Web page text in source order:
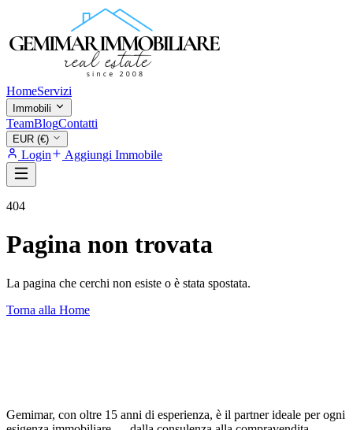
HomeServizi
Immobili
TeamBlogContatti
EUR (€)
Login Aggiungi Immobile
404
Pagina non trovata
La pagina che cerchi non esiste o è stata spostata.
Torna alla Home
Gemimar, con oltre 15 anni di esperienza, è il partner ideale per ogni